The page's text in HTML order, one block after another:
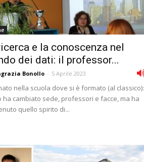
e la conoscenza nel
dei dati: il professor...
Bonollo - 5 Aprile 2023
nella scuola dove si è formato (al classico):
ha cambiato sede, professori e facce, ma ha
quello spirito di...